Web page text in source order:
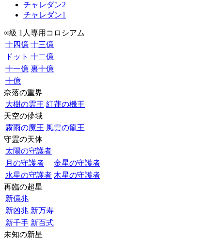
チャレダン2
チャレダン1
∞級 1人専用コロシアム
十四億 十三億
ドット 十二億
十一億 裏十億
十億
奈落の重界
大樹の霊王 紅蓮の機王
天空の儚域
霧雨の魔王 風雲の龍王
守霊の天体
太陽の守護者
月の守護者
金星の守護者
水星の守護者 木星の守護者
再臨の超星
新億兆
新凶兆 新万寿
新千手 新百式
未知の新星